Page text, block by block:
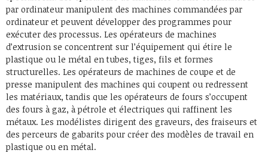
par ordinateur manipulent des machines commandées par
ordinateur et peuvent développer des programmes pour
exécuter des processus. Les opérateurs de machines
d’extrusion se concentrent sur l’équipement qui étire le
plastique ou le métal en tubes, tiges, fils et formes
structurelles. Les opérateurs de machines de coupe et de
presse manipulent des machines qui coupent ou redressent
les matériaux, tandis que les opérateurs de fours s’occupent
des fours à gaz, à pétrole et électriques qui raffinent les
métaux. Les modélistes dirigent des graveurs, des fraiseurs et
des perceurs de gabarits pour créer des modèles de travail en
plastique ou en métal.